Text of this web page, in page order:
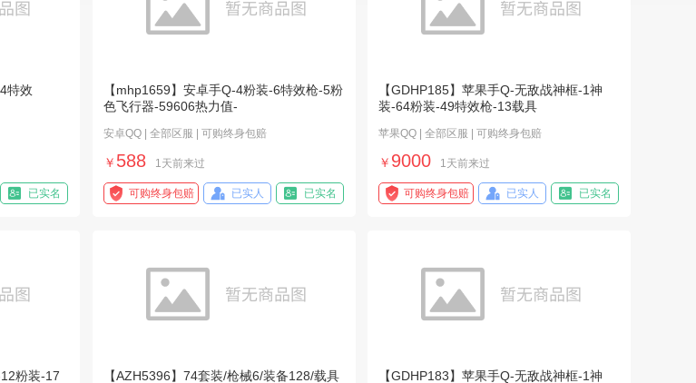
特效
已实名
【mhp1659】安卓手Q-4粉装-6特效枪-5粉
色飞行器-59606热力值-
安卓QQ | 全部区服 | 可购终身包赔
￥ 588 1天前来过
可购终身包赔 已实人 已实名
【GDHP185】苹果手Q-无敌战神框-1神
装-64粉装-49特效枪-13载具
苹果QQ | 全部区服 | 可购终身包赔
￥ 9000 1天前来过
可购终身包赔 已实人 已实名
粉装-17
【AZH5396】74套装/枪械6/装备128/载具
【GDHP183】苹果手Q-无敌战神框-1神